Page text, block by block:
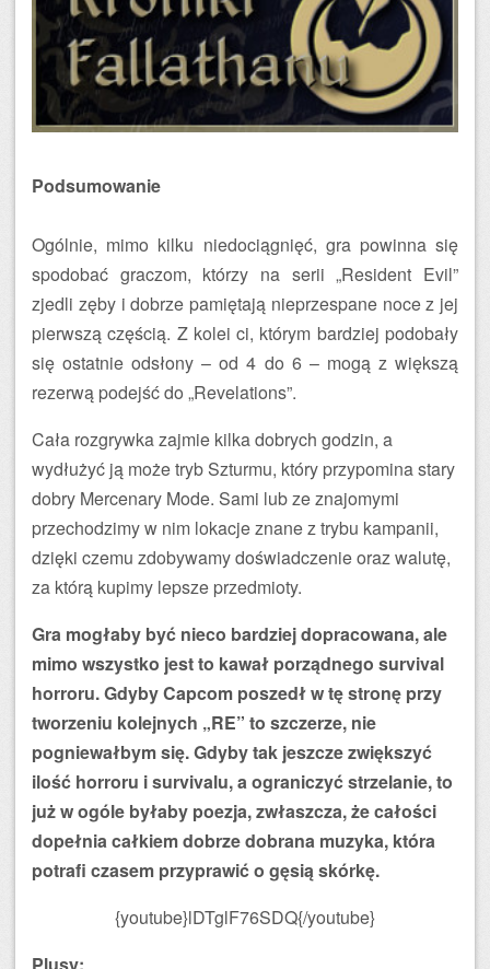
Podsumowanie
Ogólnie, mimo kilku niedociągnięć, gra powinna się
spodobać graczom, którzy na serii „Resident Evil”
zjedli zęby i dobrze pamiętają nieprzespane noce z jej
pierwszą częścią. Z kolei ci, którym bardziej podobały
się ostatnie odsłony – od 4 do 6 – mogą z większą
rezerwą podejść do „Revelations”.
Cała rozgrywka zajmie kilka dobrych godzin, a
wydłużyć ją może tryb Szturmu, który przypomina stary
dobry Mercenary Mode. Sami lub ze znajomymi
przechodzimy w nim lokacje znane z trybu kampanii,
dzięki czemu zdobywamy doświadczenie oraz walutę,
za którą kupimy lepsze przedmioty.
Gra mogłaby być nieco bardziej dopracowana, ale
mimo wszystko jest to kawał porządnego survival
horroru. Gdyby Capcom poszedł w tę stronę przy
tworzeniu kolejnych „RE” to szczerze, nie
pogniewałbym się. Gdyby tak jeszcze zwiększyć
ilość horroru i survivalu, a ograniczyć strzelanie, to
już w ogóle byłaby poezja, zwłaszcza, że całości
dopełnia całkiem dobrze dobrana muzyka, która
potrafi czasem przyprawić o gęsią skórkę.
{youtube}lDTglF76SDQ{/youtube}